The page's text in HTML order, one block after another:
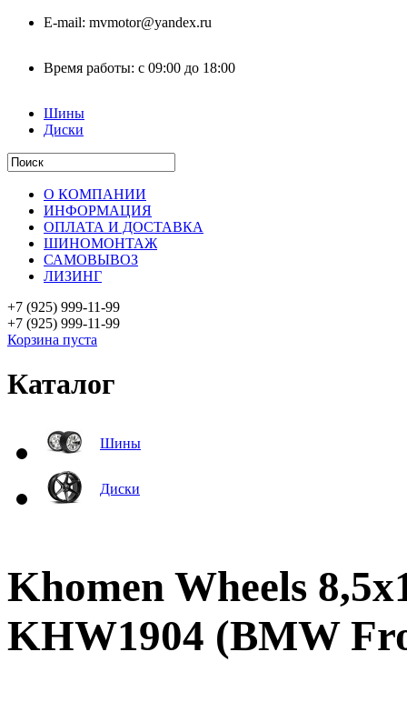
E-mail: mvmotor@yandex.ru
Время работы: с 09:00 до 18:00
Шины
Диски
О КОМПАНИИ
ИНФОРМАЦИЯ
ОПЛАТА И ДОСТАВКА
ШИНОМОНТАЖ
САМОВЫВОЗ
ЛИЗИНГ
+7 (925) 999-11-99
+7 (925) 999-11-99
Корзина пуста
Каталог
Шины
Диски
Khomen Wheels
KHW1904 (BMW